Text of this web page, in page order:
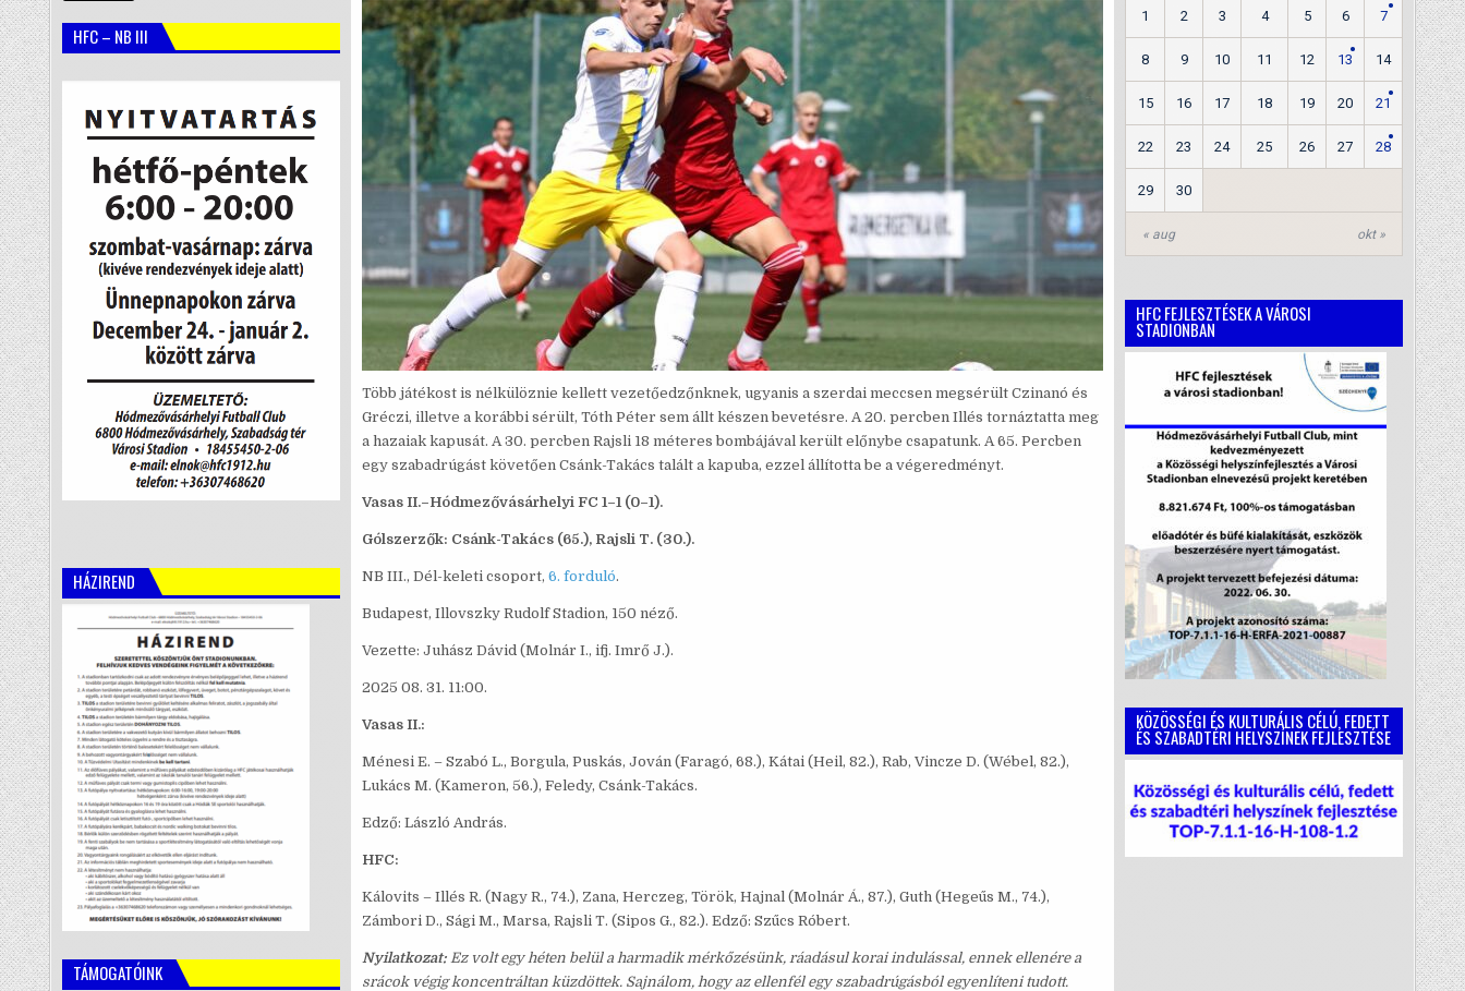
Több játékost is nélkülöznie kellett vezetőedzőnknek, ugyanis a szerdai meccsen megsérült Czinanó és
Gréczi, illetve a korábbi sérült, Tóth Péter sem állt készen bevetésre. A 20. percben Illés tornáztatta meg
a hazaiak kapusát. A 30. percben Rajsli 18 méteres bombájával került előnybe csapatunk. A 65. Percben
egy szabadrúgást követően Csánk-Takács talált a kapuba, ezzel állította be a végeredményt.
Vasas II.–Hódmezővásárhelyi FC 1–1 (0–1).
Gólszerzők: Csánk-Takács (65.), Rajsli T. (30.).
NB III., Dél-keleti csoport, 6. forduló.
Budapest, Illovszky Rudolf Stadion, 150 néző.
Vezette: Juhász Dávid (Molnár I., ifj. Imrő J.).
2025 08. 31. 11:00.
Vasas II.:
Ménesi E. – Szabó L., Borgula, Puskás, Jován (Faragó, 68.), Kátai (Heil, 82.), Rab, Vincze D. (Wébel, 82.),
Lukács M. (Kameron, 56.), Feledy, Csánk-Takács.
Edző: László András.
HFC:
Kálovits – Illés R. (Nagy R., 74.), Zana, Herczeg, Török, Hajnal (Molnár Á., 87.), Guth (Hegeűs M., 74.),
Zámbori D., Sági M., Marsa, Rajsli T. (Sipos G., 82.). Edző: Szűcs Róbert.
Nyilatkozat: Ez volt egy héten belül a harmadik mérkőzésünk, ráadásul korai indulással, ennek ellenére a
srácok végig koncentráltan küzdöttek. Sajnálom, hogy az ellenfél egy szabadrúgásból egyenlíteni tudott.
HFC – NB III
HÁZIREND
TÁMOGATÓINK
« aug okt »
1 2 3 4 5 6 7
8 9 10 11 12 13 14
15 16 17 18 19 20 21
22 23 24 25 26 27 28
29 30
HFC FEJLESZTÉSEK A VÁROSI
STADIONBAN
KÖZÖSSÉGI ÉS KULTURÁLIS CÉLÚ, FEDETT
ÉS SZABADTÉRI HELYSZÍNEK FEJLESZTÉSE